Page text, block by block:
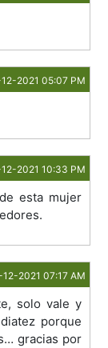
2021 05:07 PM
2021 10:33 PM
esta mujer
12-2021 07:17 AM
solo vale y
porque
gracias por